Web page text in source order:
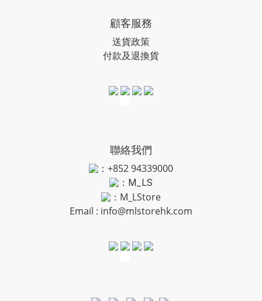
顧客服務
送貨政策
付款及退換貨
聯絡我們
：+852 94339000
： M_LS
：M_LStore
Email : info@mlstorehk.com